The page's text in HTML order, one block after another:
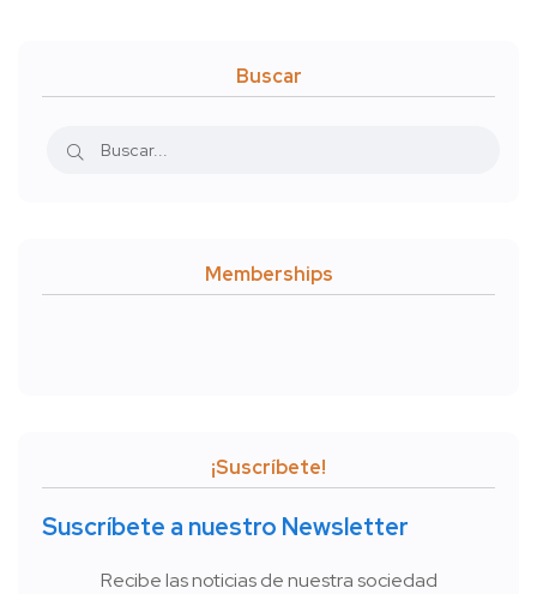
Buscar
Memberships
¡Suscríbete!
Suscríbete a nuestro Newsletter
Recibe las noticias de nuestra sociedad